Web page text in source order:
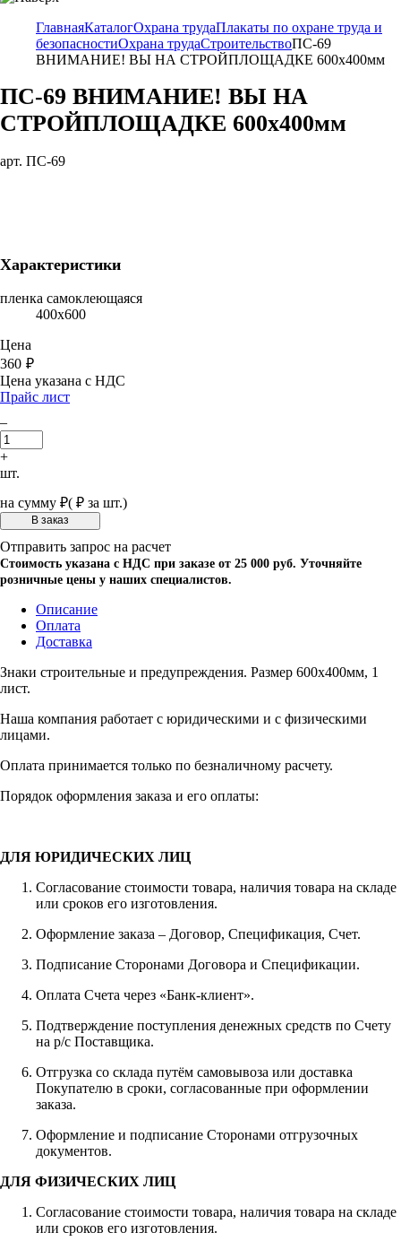
ГлавнаяКаталогОхрана трудаПлакаты по охране труда и
безопасностиОхрана трудаСтроительствоПС-69
ВНИМАНИЕ! ВЫ НА СТРОЙПЛОЩАДКЕ 600х400мм
ПС-69 ВНИМАНИЕ! ВЫ НА
СТРОЙПЛОЩАДКЕ 600х400мм
арт. ПС-69
Характеристики
пленка самоклеющаяся
400х600
Цена
360 ₽
Цена указана с НДС
Прайс лист
–
+
шт.
на сумму ₽( ₽ за шт.)
Отправить запрос на расчет
Стоимость указана с НДС при заказе от 25 000 руб. Уточняйте
розничные цены у наших специалистов.
Описание
Оплата
Доставка
Знаки строительные и предупреждения. Размер 600х400мм, 1
лист.
Наша компания работает с юридическими и с физическими
лицами.
Оплата принимается только по безналичному расчету.
Порядок оформления заказа и его оплаты:
ДЛЯ ЮРИДИЧЕСКИХ ЛИЦ
Согласование стоимости товара, наличия товара на складе
или сроков его изготовления.
Оформление заказа – Договор, Спецификация, Счет.
Подписание Сторонами Договора и Спецификации.
Оплата Счета через «Банк-клиент».
Подтверждение поступления денежных средств по Счету
на р/с Поставщика.
Отгрузка со склада путём самовывоза или доставка
Покупателю в сроки, согласованные при оформлении
заказа.
Оформление и подписание Сторонами отгрузочных
документов.
ДЛЯ ФИЗИЧЕСКИХ ЛИЦ
Согласование стоимости товара, наличия товара на складе
или сроков его изготовления.